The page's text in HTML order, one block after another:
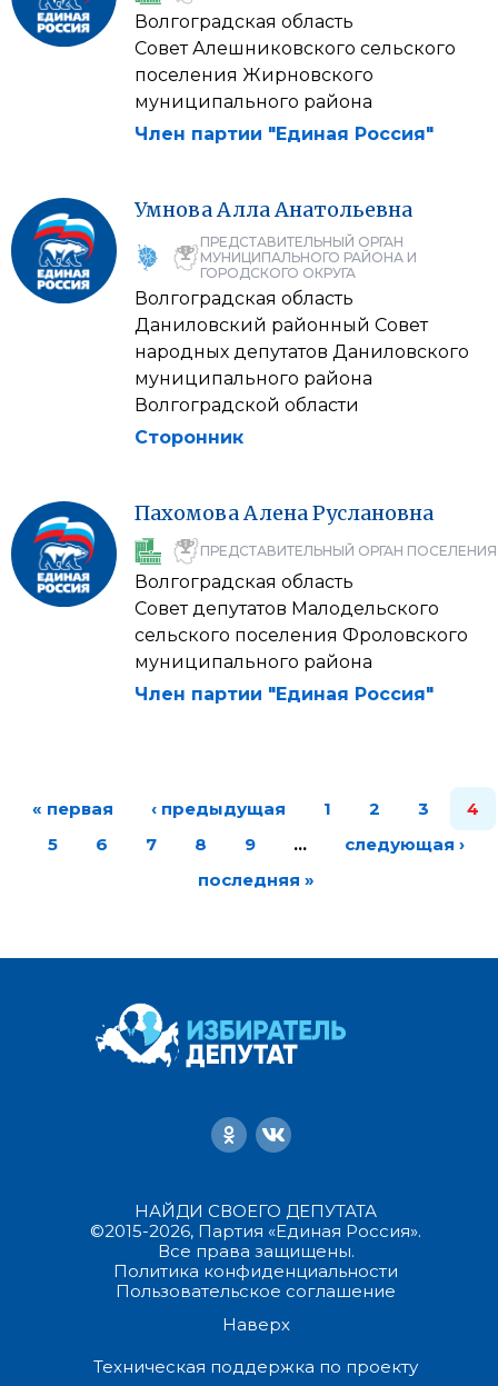
Волгоградская область
Совет Алешниковского сельского
поселения Жирновского
муниципального района
Член партии "Единая Россия"
УмноваАллаАнатольевна
ПРЕДСТАВИТЕЛЬНЫЙ ОРГАН
МУНИЦИПАЛЬНОГО РАЙОНА И
ГОРОДСКОГО ОКРУГА
Волгоградская область
Даниловский районный Совет
народных депутатов Даниловского
муниципального района
Волгоградской области
Сторонник
ПахомоваАленаРуслановна
ПРЕДСТАВИТЕЛЬНЫЙ ОРГАН ПОСЕЛЕНИЯ
Волгоградская область
Совет депутатов Малодельского
сельского поселения Фроловского
муниципального района
Член партии "Единая Россия"
« первая ‹ предыдущая 1 2 3
4
5
6 7 8 9 …
следующая ›
последняя »
НАЙДИ СВОЕГО ДЕПУТАТА
©2015-2026, Партия «Единая Россия».
Все права защищены.
Политика конфиденциальности
Пользовательское соглашение
Наверх
Техническая поддержка по проекту